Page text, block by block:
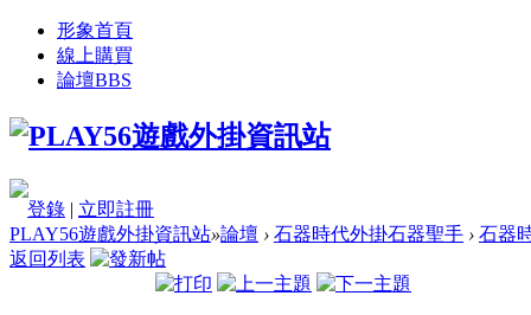
形象首頁
線上購買
論壇BBS
登錄 | 立即註冊
PLAY56遊戲外掛資訊站»論壇 › 石器時代外掛石器聖手 › 石器
返回列表